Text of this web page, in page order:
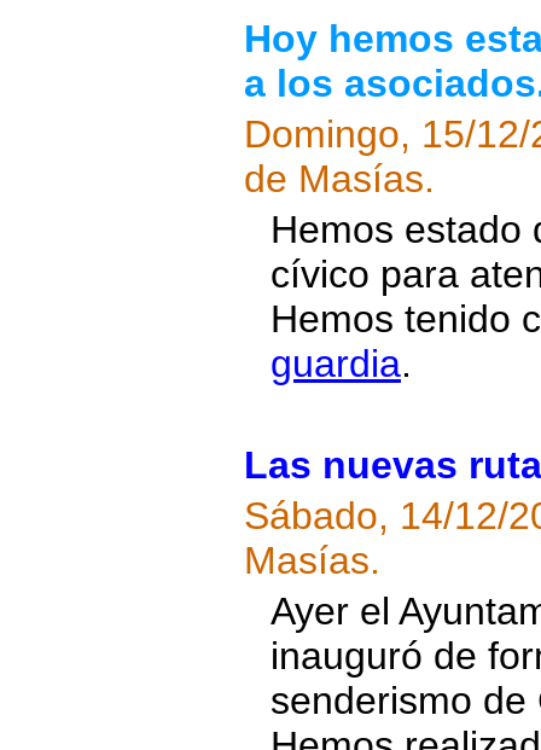
Hoy hemos
a los
Domingo, 15/
de Masías.
Hemos estado
cívico para
Hemos tenido
guardia.
Las nuevas
Sábado, 14/12/
Masías.
Ayer el
inauguró de
senderismo de